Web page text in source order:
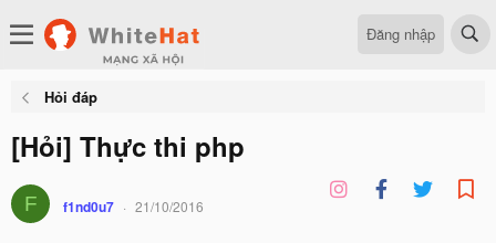
Đăng nhập
Hỏi đáp
[Hỏi] Thực thi php
F f1nd0u7 21/10/2016